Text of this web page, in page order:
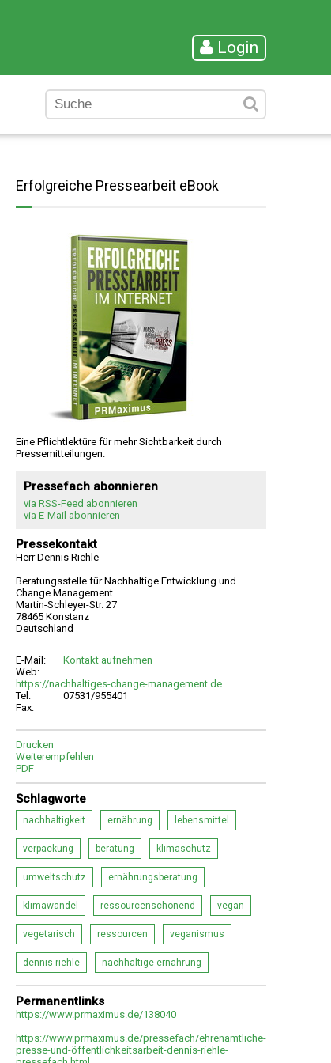
Login
Erfolgreiche Pressearbeit eBook
Eine Pflichtlektüre für mehr Sichtbarkeit durch
Pressemitteilungen.
Pressefach abonnieren
via RSS-Feed abonnieren
via E-Mail abonnieren
Pressekontakt
Herr Dennis Riehle
Beratungsstelle für Nachhaltige Entwicklung und
Change Management
Martin-Schleyer-Str. 27
78465 Konstanz
Deutschland
E-Mail:
Kontakt aufnehmen
Web:
https://nachhaltiges-change-management.de
Tel:
07531/955401
Fax:
Drucken
Weiterempfehlen
PDF
Schlagworte
nachhaltigkeit ernährung lebensmittel
verpackung beratung klimaschutz
umweltschutz ernährungsberatung
klimawandel ressourcenschonend vegan
vegetarisch ressourcen veganismus
dennis-riehle nachhaltige-ernährung
Permanentlinks
https://www.prmaximus.de/138040
https://www.prmaximus.de/pressefach/ehrenamtliche-
presse-und-öffentlichkeitsarbeit-dennis-riehle-